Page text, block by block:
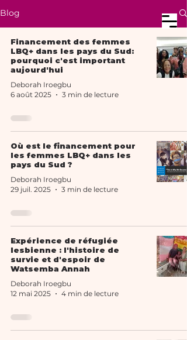
Blog
Financement des femmes
LBQ+ dans les pays du Sud:
pourquoi c'est important
aujourd'hui
Deborah Iroegbu
6 août 2025
3 min de lecture
Où est le financement pour
les femmes LBQ+ dans les
pays du Sud ?
Deborah Iroegbu
29 juil. 2025
3 min de lecture
Expérience de réfugiée
lesbienne : l'histoire de
survie et d'espoir de
Watsemba Annah
Deborah Iroegbu
12 mai 2025
4 min de lecture